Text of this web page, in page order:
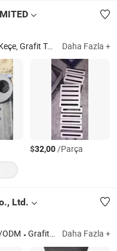
Grafit, Grafit Bloğu, Grafit Kalıp, Grafit Keçe, Grafit Tozu, Yapay Grafit, Grafit Rotoru, Grafit Boru, Karbon Grafit, Pirolitik Grafit Daha Fazla +
$32,00/Parça
Ltd.
Grafit Ürünleri Daha Fazla +